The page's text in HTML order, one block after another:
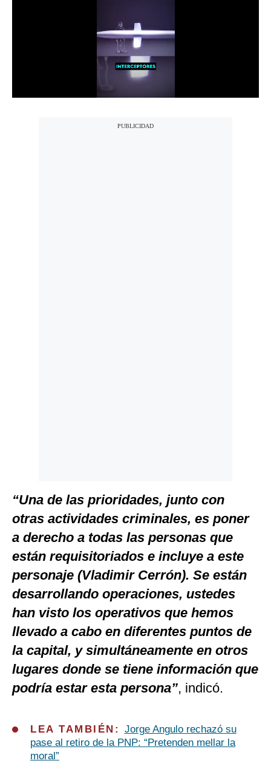
“Una de las prioridades, junto con
otras actividades criminales, es poner
a derecho a todas las personas que
están requisitoriados e incluye a este
personaje (Vladimir Cerrón). Se están
desarrollando operaciones, ustedes
han visto los operativos que hemos
llevado a cabo en diferentes puntos de
la capital, y simultáneamente en otros
lugares donde se tiene información que
podría estar esta persona”, indicó.
LEA TAMBIÉN: Jorge Angulo rechazó su
pase al retiro de la PNP: “Pretenden mellar la
moral”